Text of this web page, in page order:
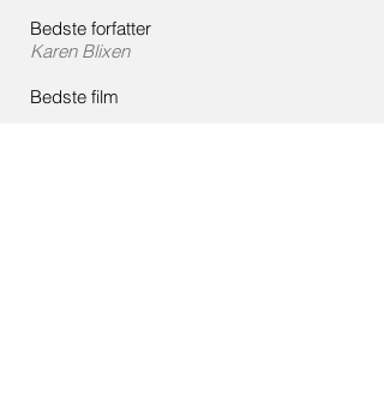
Bedste forfatter
​Karen Blixen
Bedste film